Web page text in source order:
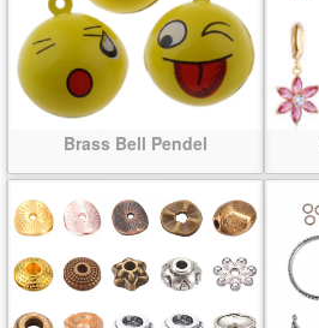
Brass Bell Pendel